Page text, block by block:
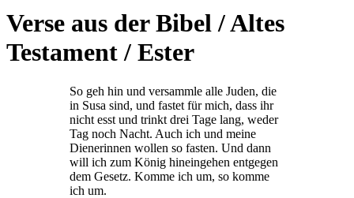
Verse aus der Bibel / Altes
Testament / Ester
So geh hin und versammle alle Juden, die
in Susa sind, und fastet für mich, dass ihr
nicht esst und trinkt drei Tage lang, weder
Tag noch Nacht. Auch ich und meine
Dienerinnen wollen so fasten. Und dann
will ich zum König hineingehen entgegen
dem Gesetz. Komme ich um, so komme
ich um.